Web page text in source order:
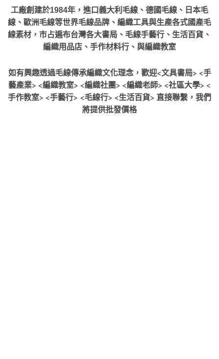
工廠創建於1984年，進口義大利毛線、德國毛線、日本毛
線、歐洲毛線等世界毛線品牌、編織工具與生產各式國產毛
線素材，市占遍布台灣各大書局、毛線手藝行、生活百貨、
編織用品店、手作材料行、與編織教室
如有興趣透過毛線傳承編織文化理念，歡迎<文具書局> <手
藝產業> <編織教室> <編織社團> <編織老師> <社區大學> <
手作教室> <手藝行> <毛線行> <生活百貨> 直接聯繫，我們
將提供批發價格